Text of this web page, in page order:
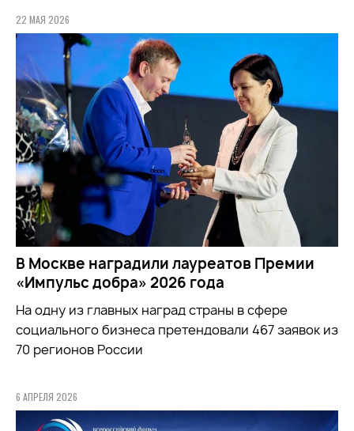
22 МАЯ 2026
В Москве наградили лауреатов Премии
«Импульс добра» 2026 года
На одну из главных наград страны в сфере
социального бизнеса претендовали 467 заявок из
70 регионов России
6 АПРЕЛЯ 2026